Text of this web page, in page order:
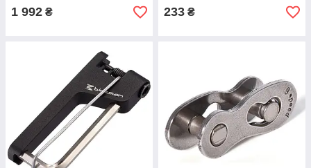
1 992 ₴ 233 ₴